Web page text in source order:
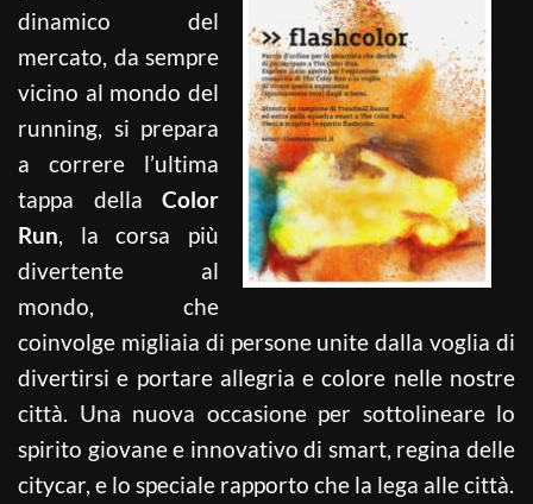
dinamico del
mercato, da sempre
vicino al mondo del
running, si prepara
a correre l’ultima
tappa della Color
Run, la corsa più
divertente al
mondo, che
coinvolge migliaia di persone unite dalla voglia di
divertirsi e portare allegria e colore nelle nostre
città. Una nuova occasione per sottolineare lo
spirito giovane e innovativo di smart, regina delle
citycar, e lo speciale rapporto che la lega alle città.